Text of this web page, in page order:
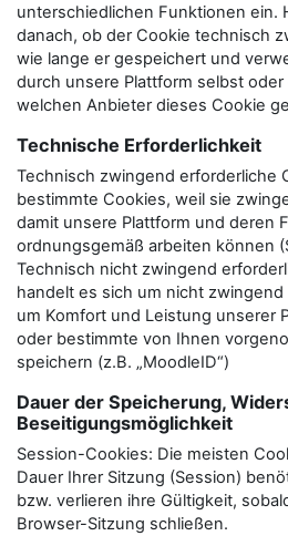
unterschiedlichen Funktionen ein.
danach, ob der Cookie technisch
wie lange er gespeichert und
durch unsere Plattform selbst
welchen Anbieter dieses Cookie
Technische Erforderlichkeit
Technisch zwingend erforderliche
bestimmte Cookies, weil sie
damit unsere Plattform und deren
ordnungsgemäß arbeiten können
Technisch nicht zwingend
handelt es sich um nicht
um Komfort und Leistung unserer
oder bestimmte von Ihnen
speichern (z.B. „MoodleID“)
Dauer der Speicherung,
Beseitigungsmöglichkeit
Session-Cookies: Die meisten
Dauer Ihrer Sitzung (Session)
bzw. verlieren ihre Gültigkeit,
Browser-Sitzung schließen.